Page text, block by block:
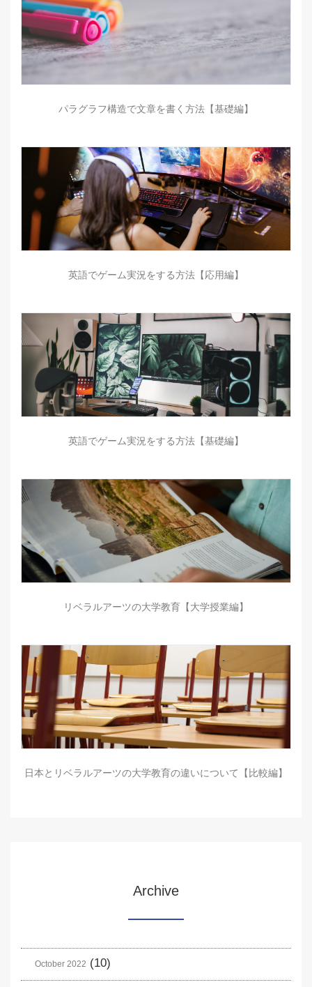
パラグラフ構造で文章を書く方法【基礎編】
英語でゲーム実況をする方法【応用編】
英語でゲーム実況をする方法【基礎編】
リベラルアーツの大学教育【大学授業編】
日本とリベラルアーツの大学教育の違いについて【比較編】
Archive
October 2022 (10)